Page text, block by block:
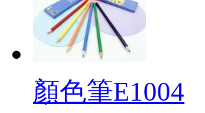
顏色筆E1004